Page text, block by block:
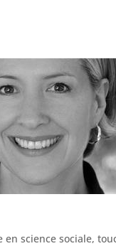
en science sociale,